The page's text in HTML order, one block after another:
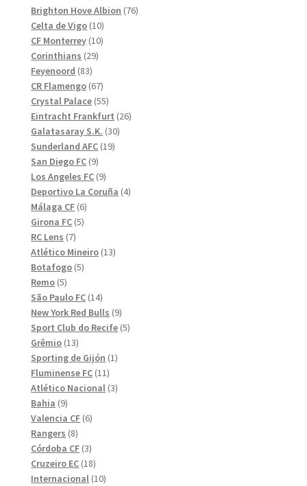
produkter
Brighton Hove Albion 7676
Celta de Vigo 1010
produkter
CF Monterrey 1010
Corinthians 2929
Feyenoord 8383
produkter
CR Flamengo 6767
produkter
Crystal Palace 5555
produkter
Eintracht Frankfurt 2626
Galatasaray S.K. 3030
Sunderland AFC 1919
San Diego FC 99
produkter
Los Angeles FC 99
produkter
Deportivo La Coruña 44
Málaga CF 66
Girona FC 55
RC Lens 77
produkter
Atlético Mineiro 1313
Botafogo 55
Remo 55
produkter
São Paulo FC 1414
produkter
New York Red Bulls 99
produkter
Sport Club do Recife 55
Grêmio 1313
produkter
Sporting de Gijón 11
Fluminense FC 1111
produkter
Atlético Nacional 33
Bahia 99
produkter
Valencia CF 66
Rangers 88
produkter
Córdoba CF 33
produkter
Cruzeiro EC 1818
produkter
Internacional 1010